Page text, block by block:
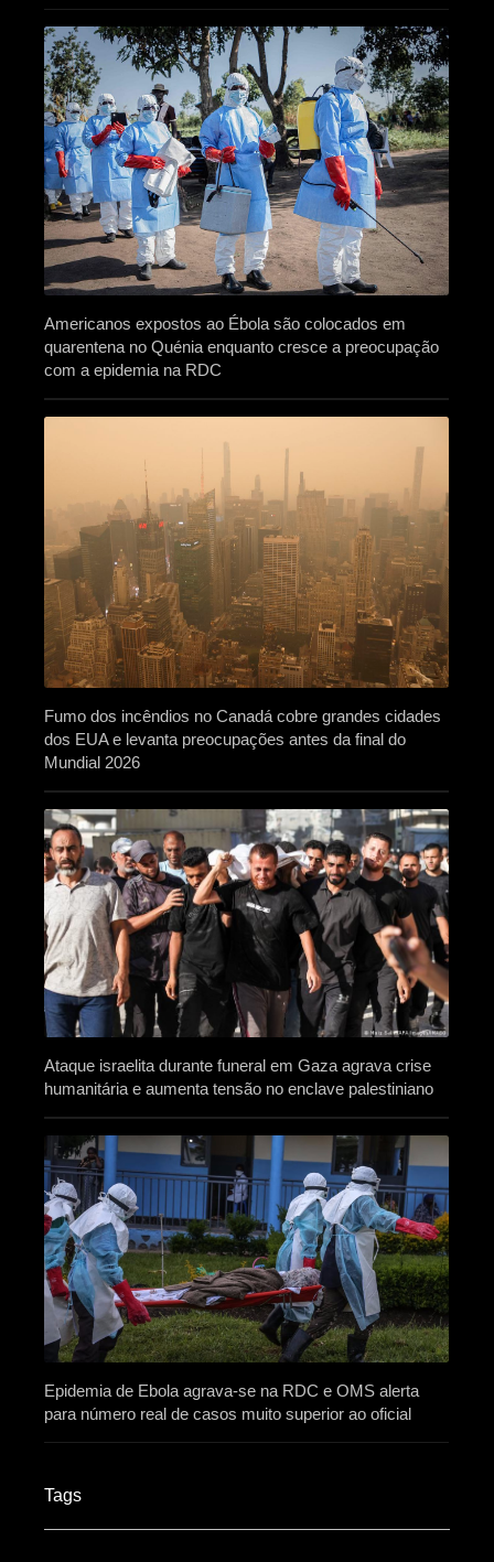
Americanos expostos ao Ébola são colocados em
quarentena no Quénia enquanto cresce a preocupação
com a epidemia na RDC
Fumo dos incêndios no Canadá cobre grandes cidades
dos EUA e levanta preocupações antes da final do
Mundial 2026
Ataque israelita durante funeral em Gaza agrava crise
humanitária e aumenta tensão no enclave palestiniano
Epidemia de Ebola agrava-se na RDC e OMS alerta
para número real de casos muito superior ao oficial
Tags